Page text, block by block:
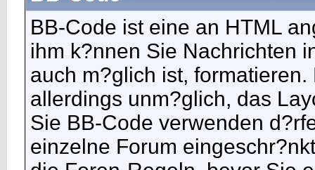
BB-Code ist eine an HTML
ihm k?nnen Sie Nachrichten
auch m?glich ist,
allerdings unm?glich, das
Sie BB-Code verwenden
einzelne Forum